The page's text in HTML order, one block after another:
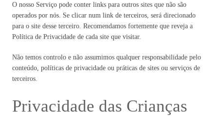
O nosso Serviço pode conter links para outros sites que não são
operados por nós. Se clicar num link de terceiros, será direcionado
para o site desse terceiro. Recomendamos fortemente que reveja a
Política de Privacidade de cada site que visitar.
Não temos controlo e não assumimos qualquer responsabilidade pelo
conteúdo, políticas de privacidade ou práticas de sites ou serviços de
terceiros.
Privacidade das Crianças